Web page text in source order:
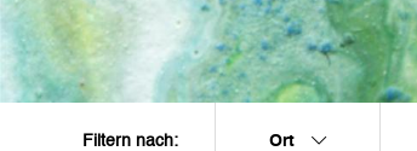
Filtern nach: Ort